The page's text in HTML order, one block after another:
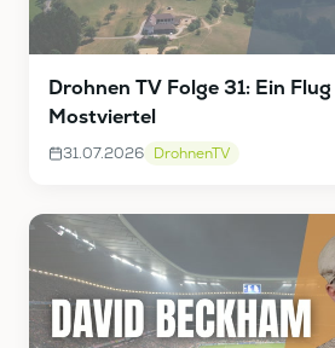
Drohnen TV Folge 31: Ein
Mostviertel
31.07.2026 DrohnenTV